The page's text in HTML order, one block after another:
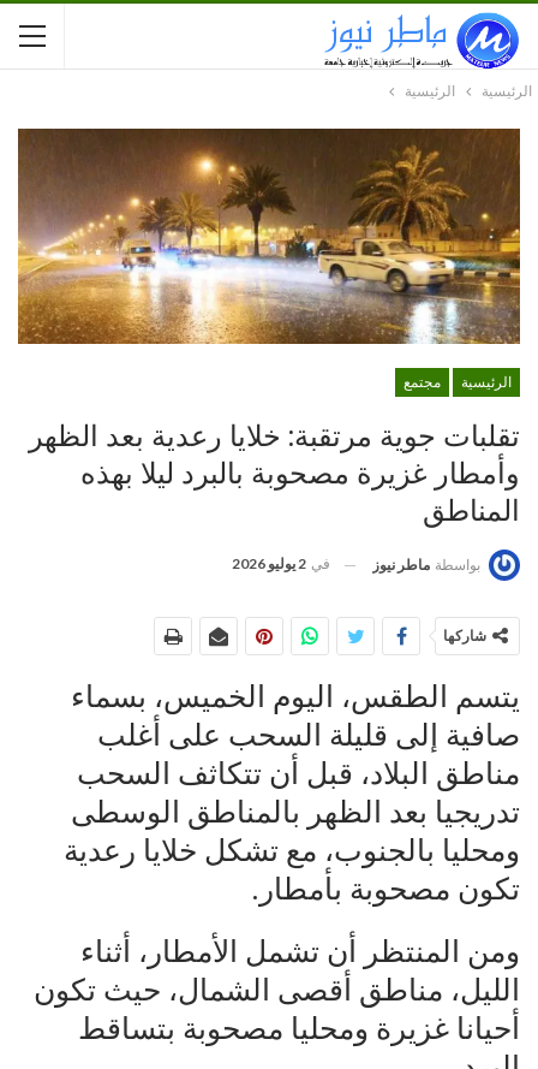
الرئيسية الرئيسية
الرئيسية مجتمع
تقلبات جوية مرتقبة: خلايا رعدية بعد الظهر
وأمطار غزيرة مصحوبة بالبرد ليلا بهذه
المناطق
بواسطة ماطر نيوز في 2 يوليو 2026
شاركها
يتسم الطقس، اليوم الخميس، بسماء
صافية إلى قليلة السحب على أغلب
مناطق البلاد، قبل أن تتكاثف السحب
تدريجيا بعد الظهر بالمناطق الوسطى
ومحليا بالجنوب، مع تشكل خلايا رعدية
تكون مصحوبة بأمطار.
ومن المنتظر أن تشمل الأمطار، أثناء
الليل، مناطق أقصى الشمال، حيث تكون
أحيانا غزيرة ومحليا مصحوبة بتساقط